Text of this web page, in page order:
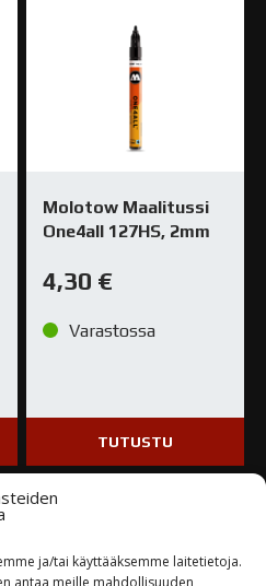
ja/tai käyttääksemme laitetietoja.
antaa meille mahdollisuuden
Molotow Maalitussi
One4all 127HS, 2mm
4,30 €
Varastossa
TUTUSTU